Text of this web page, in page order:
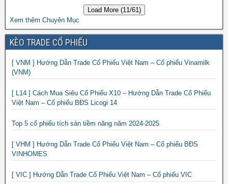
Load More (11/61)
Xem thêm Chuyên Mục
KÈO TRADE CỔ PHIẾU
[ VNM ] Hướng Dẫn Trade Cổ Phiếu Việt Nam – Cổ phiếu Vinamilk
(VNM)
[ L14 ] Cách Mua Siêu Cổ Phiếu X10 – Hướng Dẫn Trade Cổ Phiếu
Việt Nam – Cổ phiếu BĐS Licogi 14
Top 5 cổ phiếu tích sản tiềm năng năm 2024-2025
[ VHM ] Hướng Dẫn Trade Cổ Phiếu Việt Nam – Cổ phiếu BĐS
VINHOMES
[ VIC ] Hướng Dẫn Trade Cổ Phiếu Việt Nam – Cổ phiếu VIC